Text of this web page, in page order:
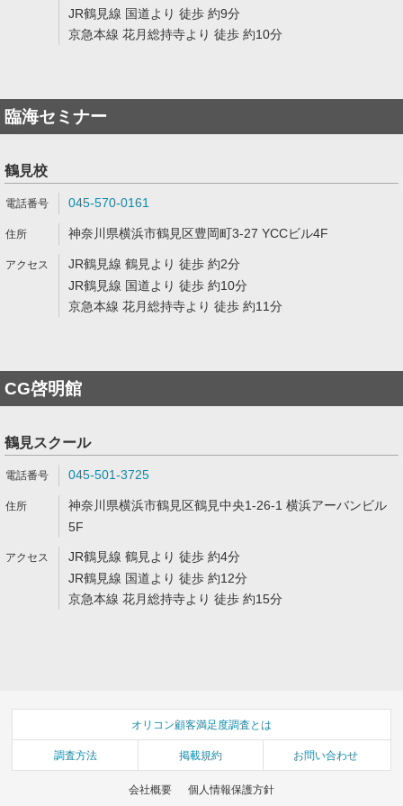
JR鶴見線 国道より 徒歩 約9分
京急本線 花月総持寺より 徒歩 約10分
臨海セミナー
鶴見校
045-570-0161
神奈川県横浜市鶴見区豊岡町3-27 YCCビル4F
JR鶴見線 鶴見より 徒歩 約2分
JR鶴見線 国道より 徒歩 約10分
京急本線 花月総持寺より 徒歩 約11分
CG啓明館
鶴見スクール
045-501-3725
神奈川県横浜市鶴見区鶴見中央1-26-1 横浜アーバンビル
5F
JR鶴見線 鶴見より 徒歩 約4分
JR鶴見線 国道より 徒歩 約12分
京急本線 花月総持寺より 徒歩 約15分
オリコン顧客満足度調査とは
調査方法 掲載規約 お問い合わせ
会社概要 個人情報保護方針